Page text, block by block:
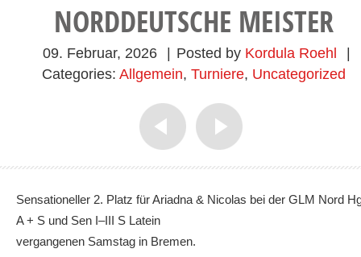
NORDDEUTSCHE MEISTER
09. Februar, 2026 Posted by Kordula Roehl
Categories: Allgemein, Turniere, Uncategorized
Sensationeller 2. Platz für Ariadna & Nicolas bei der GLM Nord
A + S und Sen I–III S Latein
vergangenen Samstag in Bremen.